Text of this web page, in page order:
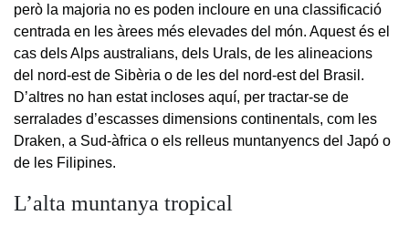
però la majoria no es poden incloure en una classificació
centrada en les àrees més elevades del món. Aquest és el
cas dels Alps australians, dels Urals, de les alineacions
del nord-est de Sibèria o de les del nord-est del Brasil.
D’altres no han estat incloses aquí, per tractar-se de
serralades d’escasses dimensions continentals, com les
Draken, a Sud-àfrica o els relleus muntanyencs del Japó o
de les Filipines.
L’alta muntanya tropical